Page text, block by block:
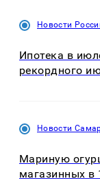
Новости
Ипотека в
рекордного
Новости
Мариную
магазинных в